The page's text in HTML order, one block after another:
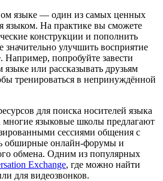
языке — один из самых ценных
языком. На практике вы сможете
конструкции и пополнить
значительно улучшить восприятие
попробуйте завести
или рассказывать друзьям
тренироваться в непринуждённой
для поиска носителей языка
языковые школы предлагают
сессиями общения с
обширные онлайн-форумы и
обмена. Одним из популярных
Exchange, где можно найти
для видеозвонков.